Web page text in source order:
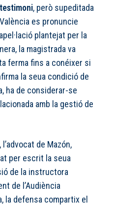
testimoni, però supeditada
es pronuncie
plantejat per la
la magistrada va
ferma fins a conéixer si
la seua condició de
ha de considerar-se
amb la gestió de
de Mazón,
per escrit la seua
de la instructora
de l’Audiència
la defensa compartix el